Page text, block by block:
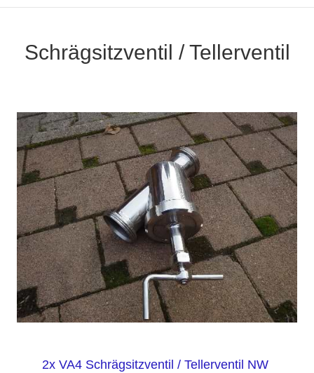
Schrägsitzventil / Tellerventil
2x VA4 Schrägsitzventil / Tellerventil NW